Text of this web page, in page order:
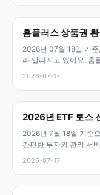
홈플러스 상품권
2026년 07월 18일 기
라 달라지고 있어요. 홈
2026-07-17
2026년 ETF 토스
2026년 7월 18일 기준
간편한 투자와 관리 서
2026-07-17